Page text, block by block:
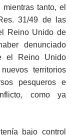
tanto, el
31/49 de las
Reino Unido de
denunciado
el Reino Unido
territorios
pesqueros e
como ya
bajo control